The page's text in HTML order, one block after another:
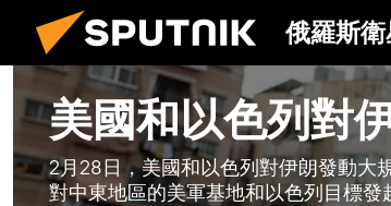
俄羅斯
美國和以色列對
2月28日，美國和以色列對伊朗發動大
對中東地區的美軍基地和以色列目標發